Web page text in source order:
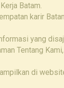
Batam.
karir
yang
Tentang
di